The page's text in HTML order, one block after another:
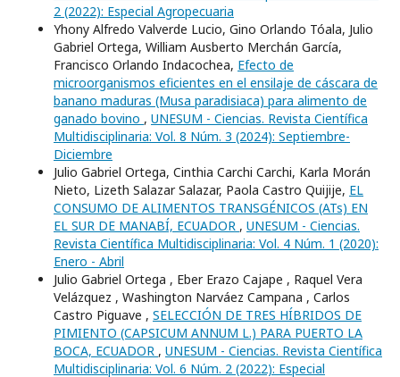
2 (2022): Especial Agropecuaria
Yhony Alfredo Valverde Lucio, Gino Orlando Tóala, Julio
Gabriel Ortega, William Ausberto Merchán García,
Francisco Orlando Indacochea, Efecto de
microorganismos eficientes en el ensilaje de cáscara de
banano maduras (Musa paradisiaca) para alimento de
ganado bovino , UNESUM - Ciencias. Revista Científica
Multidisciplinaria: Vol. 8 Núm. 3 (2024): Septiembre-
Diciembre
Julio Gabriel Ortega, Cinthia Carchi Carchi, Karla Morán
Nieto, Lizeth Salazar Salazar, Paola Castro Quijije, EL
CONSUMO DE ALIMENTOS TRANSGÉNICOS (ATs) EN
EL SUR DE MANABÍ, ECUADOR , UNESUM - Ciencias.
Revista Científica Multidisciplinaria: Vol. 4 Núm. 1 (2020):
Enero - Abril
Julio Gabriel Ortega , Eber Erazo Cajape , Raquel Vera
Velázquez , Washington Narváez Campana , Carlos
Castro Piguave , SELECCIÓN DE TRES HÍBRIDOS DE
PIMIENTO (CAPSICUM ANNUM L.) PARA PUERTO LA
BOCA, ECUADOR , UNESUM - Ciencias. Revista Científica
Multidisciplinaria: Vol. 6 Núm. 2 (2022): Especial